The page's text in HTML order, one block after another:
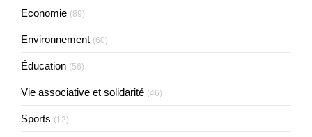
Economie (89)
Environnement (60)
Éducation (56)
Vie associative et solidarité (46)
Sports (12)